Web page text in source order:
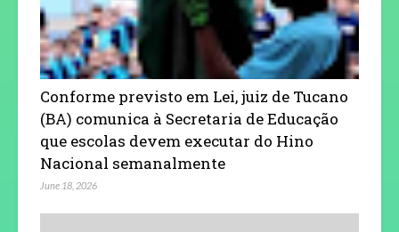
Conforme previsto em Lei, juiz de Tucano
(BA) comunica à Secretaria de Educação
que escolas devem executar do Hino
Nacional semanalmente
June 18, 2026